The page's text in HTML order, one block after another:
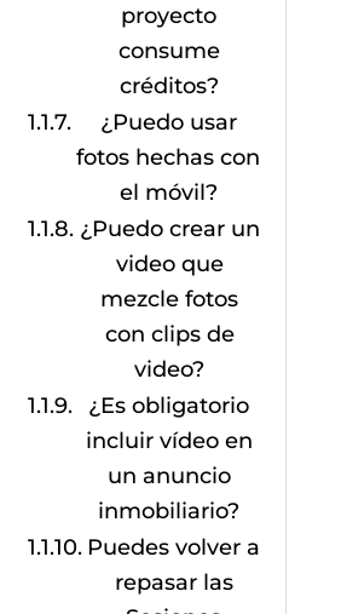
proyecto
consume
créditos?
¿Puedo usar
fotos hechas con
el móvil?
¿Puedo crear un
video que
mezcle fotos
con clips de
video?
¿Es obligatorio
incluir vídeo en
un anuncio
inmobiliario?
Puedes volver a
repasar las